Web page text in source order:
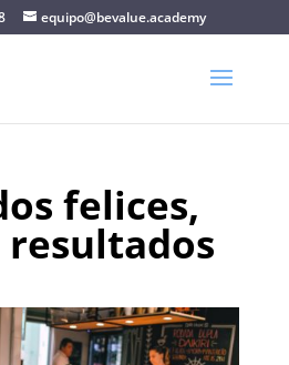
equipo@bevalue.academy
felices,